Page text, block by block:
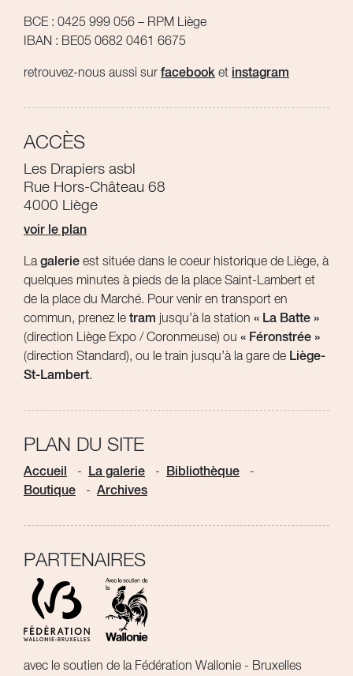
BCE : 0425 999 056 – RPM Liège
IBAN : BE05 0682 0461 6675
retrouvez-nous aussi sur facebook et instagram
ACCÈS
Les Drapiers asbl
Rue Hors-Château 68
4000 Liège
voir le plan
Lagalerie est située dans le coeur historique de Liège, à
quelques minutes à pieds de la place Saint-Lambert et
de la place du Marché. Pour venir en transport en
commun, prenez le tram jusqu’à la station « La Batte »
(direction Liège Expo / Coronmeuse) ou « Féronstrée »
(direction Standard), ou le train jusqu’à la gare de Liège-
St-Lambert.
PLAN DU SITE
Accueil La galerie
Bibliothèque
Boutique
Archives
PARTENAIRES
avec le soutien de la Fédération Wallonie - Bruxelles